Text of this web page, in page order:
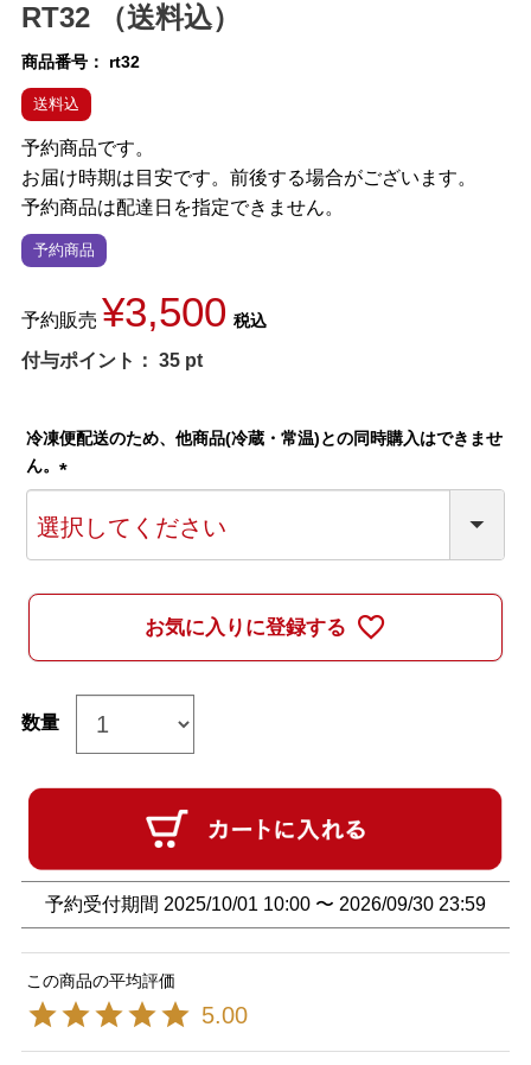
RT32 （送料込）
商品番号 rt32
送料込
予約商品です。
お届け時期は目安です。前後する場合がございます。
予約商品は配達日を指定できません。
予約商品
予約販売 ¥3,500 税込
付与ポイント： 35 pt
冷凍便配送のため、他商品(冷蔵・常温)との同時購入はできませ
ん。
必
お気に入りに登録する
予約受付期間 2025/10/01 10:00 〜 2026/09/30 23:59
5.00